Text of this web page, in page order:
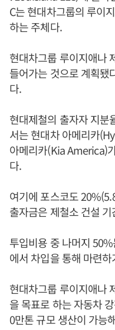
C는 현대차그룹의 루이
하는 주체다.
현대차그룹 루이지애나
들어가는 것으로 계획됐
다.
현대제철의 출자자 지분
서는 현대차 아메리카
아메리카(Kia America)
다.
여기에 포스코도
출자금은 제철소 건설
투입비용 중 나머지
에서 차입을 통해 마련
현대차그룹 루이지애나
을 목표로 하는 자동차
0만톤 규모 생산이 가능